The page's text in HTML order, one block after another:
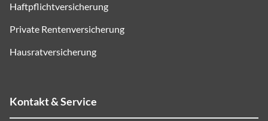
Haftpflichtversicherung
Private Rentenversicherung
Hausratversicherung
Kontakt & Service